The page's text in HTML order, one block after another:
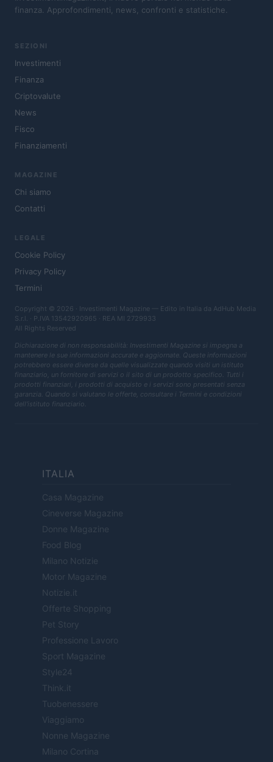
finanza. Approfondimenti, news, confronti e statistiche.
SEZIONI
Investimenti
Finanza
Criptovalute
News
Fisco
Finanziamenti
MAGAZINE
Chi siamo
Contatti
LEGALE
Cookie Policy
Privacy Policy
Termini
Copyright © 2026 · Investimenti Magazine — Edito in Italia da AdHub Media
S.r.l. · P.IVA 13542920965 · REA MI 2729933
All Rights Reserved
Dichiarazione di non responsabilità: Investimenti Magazine si impegna a
mantenere le sue informazioni accurate e aggiornate. Queste informazioni
potrebbero essere diverse da quelle visualizzate quando visiti un istituto
finanziario, un fornitore di servizi o il sito di un prodotto specifico. Tutti i
prodotti finanziari, i prodotti di acquisto e i servizi sono presentati senza
garanzia. Quando si valutano le offerte, consultare i Termini e condizioni
dell'istituto finanziario.
ITALIA
Casa Magazine
Cineverse Magazine
Donne Magazine
Food Blog
Milano Notizie
Motor Magazine
Notizie.it
Offerte Shopping
Pet Story
Professione Lavoro
Sport Magazine
Style24
Think.it
Tuobenessere
Viaggiamo
Nonne Magazine
Milano Cortina